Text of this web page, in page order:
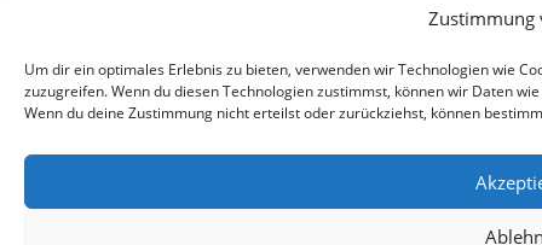
Zustimmung
Um dir ein optimales Erlebnis zu bieten, verwenden wir Technologien wie
zuzugreifen. Wenn du diesen Technologien zustimmst, können wir Daten
Wenn du deine Zustimmung nicht erteilst oder zurückziehst, können